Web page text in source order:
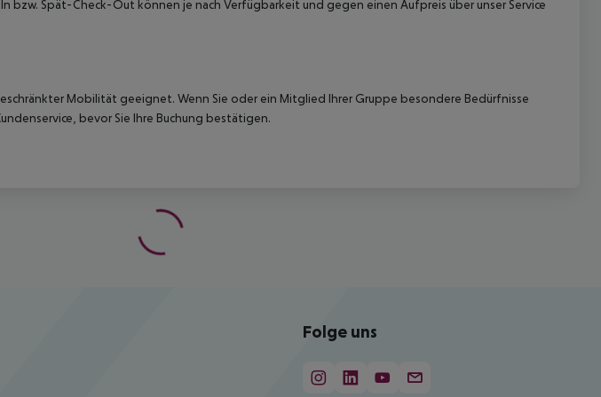
bzw. Spät-Check-Out können je nach Verfügbarkeit und gegen einen Aufpreis über unser Service
Mobilität geeignet. Wenn Sie oder ein Mitglied Ihrer Gruppe besondere Bedürfnisse
bevor Sie Ihre Buchung bestätigen.
Folge uns